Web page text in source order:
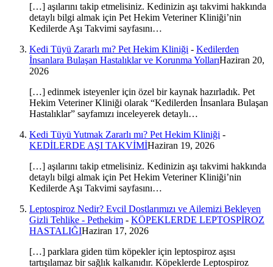
[…] aşılarını takip etmelisiniz. Kedinizin aşı takvimi hakkında
detaylı bilgi almak için Pet Hekim Veteriner Kliniği’nin
Kedilerde Aşı Takvimi sayfasını…
Kedi Tüyü Zararlı mı? Pet Hekim Kliniği - Kedilerden
İnsanlara Bulaşan Hastalıklar ve Korunma YollarıHaziran 20,
2026
[…] edinmek isteyenler için özel bir kaynak hazırladık. Pet
Hekim Veteriner Kliniği olarak “Kedilerden İnsanlara Bulaşan
Hastalıklar” sayfamızı inceleyerek detaylı…
Kedi Tüyü Yutmak Zararlı mı? Pet Hekim Kliniği -
KEDİLERDE AŞI TAKVİMİHaziran 19, 2026
[…] aşılarını takip etmelisiniz. Kedinizin aşı takvimi hakkında
detaylı bilgi almak için Pet Hekim Veteriner Kliniği’nin
Kedilerde Aşı Takvimi sayfasını…
Leptospiroz Nedir? Evcil Dostlarımızı ve Ailemizi Bekleyen
Gizli Tehlike - Pethekim - KÖPEKLERDE LEPTOSPİROZ
HASTALIĞIHaziran 17, 2026
[…] parklara giden tüm köpekler için leptospiroz aşısı
tartışılamaz bir sağlık kalkanıdır. Köpeklerde Leptospiroz